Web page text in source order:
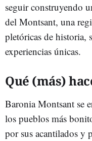
seguir construyendo
del Montsant, una
pletóricas de historia,
experiencias únicas.
Qué (más)
Baronia Montsant se
los pueblos más
por sus acantilados y